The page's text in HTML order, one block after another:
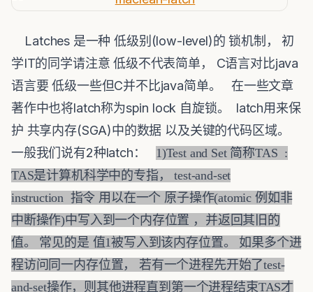
Latches 是一种 低级别(low-level)的 锁机制， 初
学IT的同学请注意 低级不代表简单， C语言对比java
语言要 低级一些但C并不比java简单。 在一些文章
著作中也将latch称为spin lock 自旋锁。 latch用来保
护 共享内存(SGA)中的数据 以及关键的代码区域。
一般我们说有2种latch： 1)Test and Set 简称TAS :
TAS是计算机科学中的专指， test-and-set
instruction 指令 用以在一个 原子操作(atomic 例如非
中断操作)中写入到一个内存位置 ，并返回其旧的
值。 常见的是 值1被写入到该内存位置。 如果多个进
程访问同一内存位置， 若有一个进程先开始了test-
and-set操作，则其他进程直到第一个进程结束TAS才